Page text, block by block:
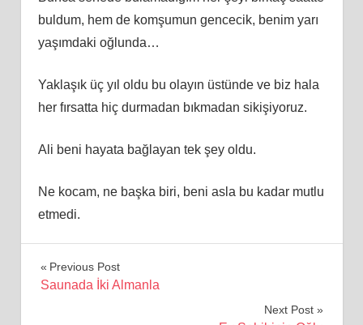
buldum, hem de komşumun gencecik, benim yarı
yaşımdaki oğlunda…
Yaklaşık üç yıl oldu bu olayın üstünde ve biz hala
her fırsatta hiç durmadan bıkmadan sikişiyoruz.
Ali beni hayata bağlayan tek şey oldu.
Ne kocam, ne başka biri, beni asla bu kadar mutlu
etmedi.
Yazı
Previous Post
Saunada İki Almanla
Next Post